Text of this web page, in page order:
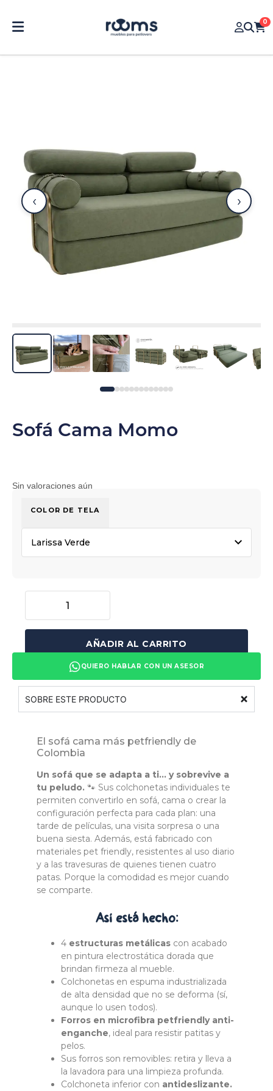
0
‹ ›
Sofá Cama Momo
Sin valoraciones aún
COLOR DE TELA
AÑADIR AL CARRITO
QUIERO HABLAR CON UN ASESOR
SOBRE ESTE PRODUCTO
El sofá cama más petfriendly de
Colombia
Un sofá que se adapta a ti… y sobrevive a
tu peludo. 🐾 Sus colchonetas individuales te
permiten convertirlo en sofá, cama o crear la
configuración perfecta para cada plan: una
tarde de películas, una visita sorpresa o una
buena siesta. Además, está fabricado con
materiales pet friendly, resistentes al uso diario
y a las travesuras de quienes tienen cuatro
patas. Porque la comodidad es mejor cuando
se comparte.
Así está hecho:
4 estructuras metálicas con acabado
en pintura electrostática dorada que
brindan firmeza al mueble.
Colchonetas en espuma industrializada
de alta densidad que no se deforma (sí,
aunque lo usen todos).
Forros en microfibra petfriendly anti-
enganche, ideal para resistir patitas y
pelos.
Sus forros son removibles: retira y lleva a
la lavadora para una limpieza profunda.
Colchoneta inferior con antideslizante.